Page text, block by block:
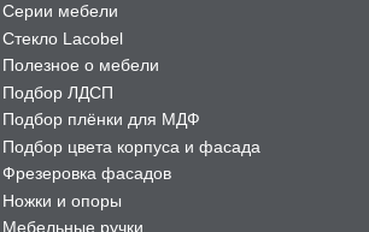
Серии мебели
Стекло Lacobel
Полезное о мебели
Подбор ЛДСП
Подбор плёнки для МДФ
Подбор цвета корпуса и фасада
Фрезеровка фасадов
Ножки и опоры
Мебельные ручки